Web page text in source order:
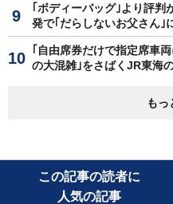
｢ボディーバッグ｣より評
発で｢だらしないお父さん｣
｢自由席券だけで指定席車
の大混雑｣をさばくJR東海
もっ
この記事の読者に
人気の記事